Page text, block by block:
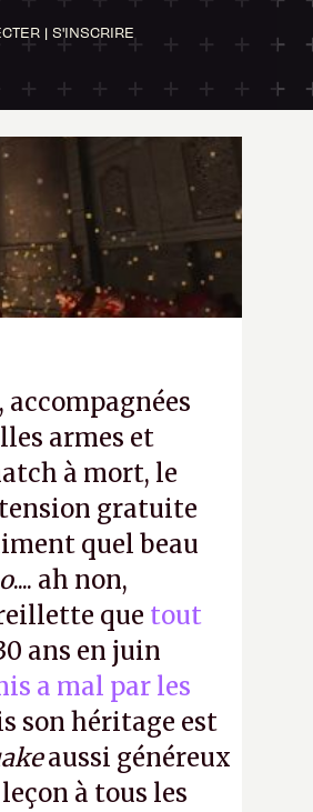
| S'INSCRIRE
accompagnées
armes et
à mort, le
gratuite
quel beau
.... ah non,
que tout
ans en juin
a mal par les
son héritage est
aussi généreux
à tous les